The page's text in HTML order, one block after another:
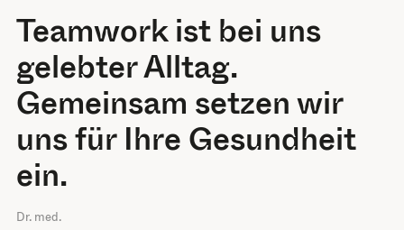
Teamwork ist bei uns
gelebter Alltag.
Gemeinsam setzen wir
uns für Ihre Gesundheit
ein.
Dr. med.